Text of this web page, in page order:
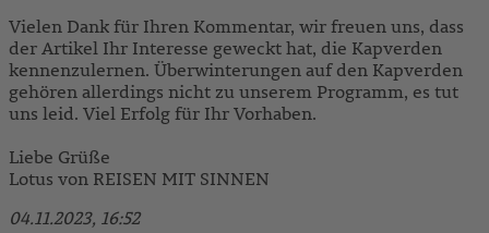
Vielen Dank für Ihren Kommentar, wir freuen uns, dass
der Artikel Ihr Interesse geweckt hat, die Kapverden
kennenzulernen. Überwinterungen auf den Kapverden
gehören allerdings nicht zu unserem Programm, es tut
uns leid. Viel Erfolg für Ihr Vorhaben.
Liebe Grüße
Lotus von REISEN MIT SINNEN
04.11.2023, 16:52